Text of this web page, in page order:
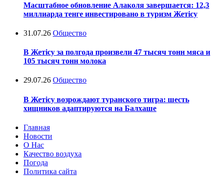
Масштабное обновление Алаколя завершается: 12,3
миллиарда тенге инвестировано в туризм Жетісу
31.07.26 Общество
В Жетісу за полгода произвели 47 тысяч тонн мяса и
105 тысяч тонн молока
29.07.26 Общество
В Жетісу возрождают туранского тигра: шесть
хищников адаптируются на Балхаше
Главная
Новости
О Нас
Качество воздуха
Погода
Политика сайта